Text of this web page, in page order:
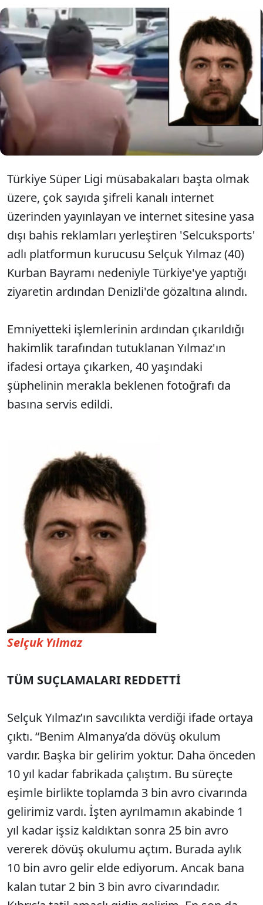
Türkiye'nin en popüler 'kaçak maç yayını'
platformu olan Selcuksports'un kurucusu Selçuk
Yılmaz, bayram için Türkiye'ye gelmesinin
ardından Denizli'de gözaltına alındı. İfade
işlemlerinin ardından sevk edildiği hakimlik
tarafından tutuklanarak cezaevine gönderilen
Yılmaz'ın ifadesi ortaya çıktı. 40 yaşındaki Yılmaz'ın
fotoğrafı da ilk kez kamuoyu ile paylaşıldı.
Türkiye Süper Ligi müsabakaları başta olmak
üzere, çok sayıda şifreli kanalı internet
üzerinden yayınlayan ve internet sitesine yasa
dışı bahis reklamları yerleştiren 'Selcuksports'
adlı platformun kurucusu Selçuk Yılmaz (40)
Kurban Bayramı nedeniyle Türkiye'ye yaptığı
ziyaretin ardından Denizli'de gözaltına alındı.
Emniyetteki işlemlerinin ardından çıkarıldığı
hakimlik tarafından tutuklanan Yılmaz'ın
ifadesi ortaya çıkarken, 40 yaşındaki
şüphelinin merakla beklenen fotoğrafı da
basına servis edildi.
Selçuk Yılmaz
TÜM SUÇLAMALARI REDDETTİ
Selçuk Yılmaz’ın savcılıkta verdiği ifade ortaya
çıktı. “Benim Almanya’da dövüş okulum
vardır. Başka bir gelirim yoktur. Daha önceden
10 yıl kadar fabrikada çalıştım. Bu süreçte
eşimle birlikte toplamda 3 bin avro civarında
gelirimiz vardı. İşten ayrılmamın akabinde 1
yıl kadar işsiz kaldıktan sonra 25 bin avro
vererek dövüş okulumu açtım. Burada aylık
10 bin avro gelir elde ediyorum. Ancak bana
kalan tutar 2 bin 3 bin avro civarındadır.